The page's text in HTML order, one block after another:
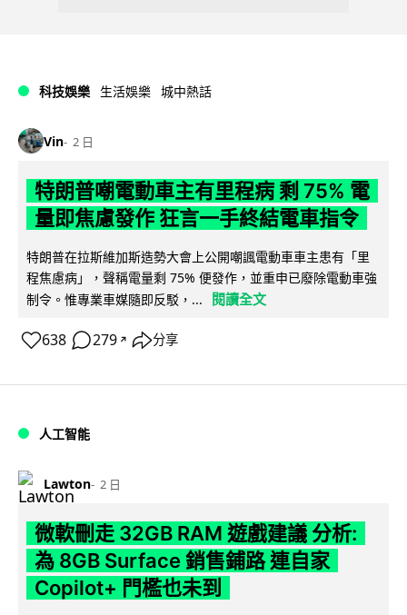
科技娛樂 生活娛樂 城中熱話
Vin 2 日
特朗普嘲電動車主有里程病 剩 75% 電
量即焦慮發作 狂言一手終結電車指令
特朗普在拉斯維加斯造勢大會上公開嘲諷電動車車主患有「里
程焦慮病」，聲稱電量剩 75% 便發作，並重申已廢除電動車強
制令。惟專業車媒隨即反駁，...
閱讀全文
638 279 ↗ 分享
人工智能
Lawton 2 日
微軟刪走 32GB RAM 遊戲建議 分析:
為 8GB Surface 銷售鋪路 連自家
Copilot+ 門檻也未到